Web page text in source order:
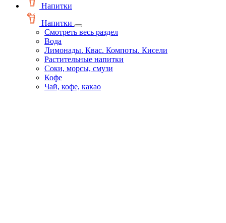
Напитки
Напитки
Смотреть весь раздел
Вода
Лимонады. Квас. Компоты. Кисели
Растительные напитки
Соки, морсы, смузи
Кофе
Чай, кофе, какао